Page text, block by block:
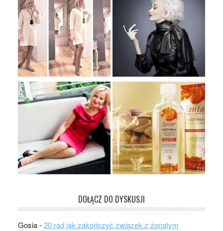
DOŁĄCZ DO DYSKUSJI
Gosia-20 rad jak zakończyć związek z żonatym